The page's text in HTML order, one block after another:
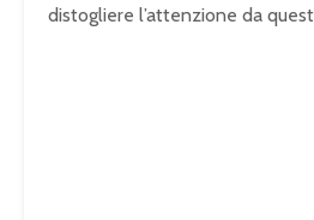
distogliere l’attenzione da